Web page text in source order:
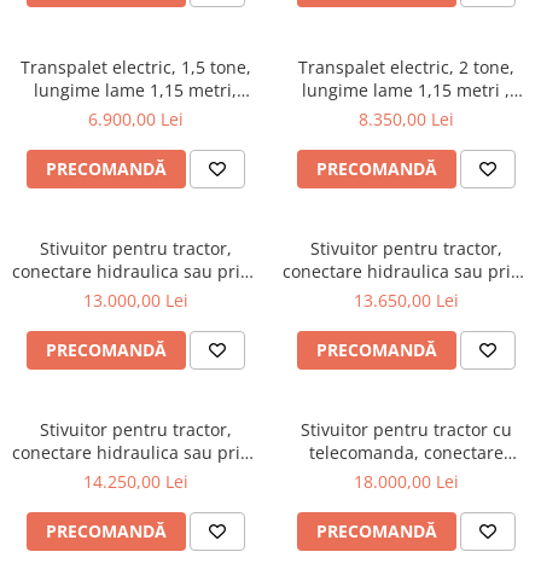
Transpalet electric, 1,5 tone,
lungime lame 1,15 metri,
WFE15
6.900,00 Lei
PRECOMANDĂ
Transpalet electric, 2 tone,
lungime lame 1,15 metri ,
WFE20
8.350,00 Lei
PRECOMANDĂ
Stivuitor pentru tractor,
conectare hidraulica sau priza
de putere, capacitate 800 kg,
DUPLEX180
13.000,00 Lei
PRECOMANDĂ
Stivuitor pentru tractor,
conectare hidraulica sau priza
de putere, capacitate 800 kg,
DUPLEX220
13.650,00 Lei
PRECOMANDĂ
Stivuitor pentru tractor,
conectare hidraulica sau priza
de putere, capacitate 800 kg,
DUPLEX250
14.250,00 Lei
PRECOMANDĂ
Stivuitor pentru tractor cu
telecomanda, conectare
hidraulica sau priza de
inaltime 180 cm, CLARK800
DUPLEX180-RC
18.000,00 Lei
PRECOMANDĂ